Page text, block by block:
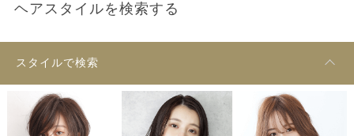
ヘアスタイルを検索する
スタイルで検索